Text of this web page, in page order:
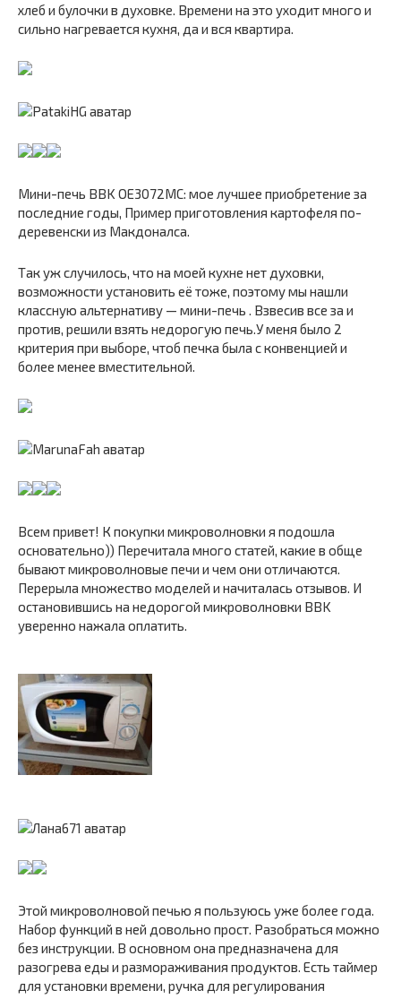
хлеб и булочки в духовке. Времени на это уходит много и
сильно нагревается кухня, да и вся квартира.
Мини-печь BBK OE3072MC: мое лучшее приобретение за
последние годы, Пример приготовления картофеля по-
деревенски из Макдоналса.
Так уж случилось, что на моей кухне нет духовки,
возможности установить её тоже, поэтому мы нашли
классную альтернативу — мини-печь . Взвесив все за и
против, решили взять недорогую печь.У меня было 2
критерия при выборе, чтоб печка была с конвенцией и
более менее вместительной.
Всем привет! К покупки микроволновки я подошла
основательно)) Перечитала много статей, какие в обще
бывают микроволновые печи и чем они отличаются.
Перерыла множество моделей и начиталась отзывов. И
остановившись на недорогой микроволновки BBK
уверенно нажала оплатить.
Этой микроволновой печью я пользуюсь уже более года.
Набор функций в ней довольно прост. Разобраться можно
без инструкции. В основном она предназначена для
разогрева еды и размораживания продуктов. Есть таймер
для установки времени, ручка для регулирования